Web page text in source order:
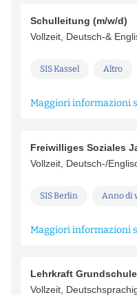
Schulleitung (m/w/d)
Vollzeit, Deutsch-&
SIS Kassel Altro
Maggiori informazioni
Freiwilliges Soziales
Vollzeit, Deutsch-/
SIS Berlin Anno di
Maggiori informazioni
Lehrkraft
Vollzeit,